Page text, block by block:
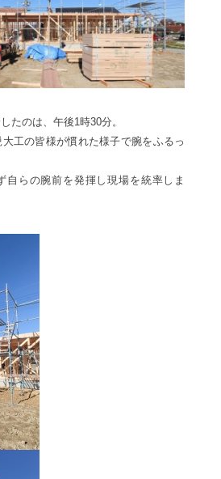
たのは、午後1時30分。
工の皆様が慣れた様子で腕をふるっ
自らの腕前を発揮し現場を統率しま